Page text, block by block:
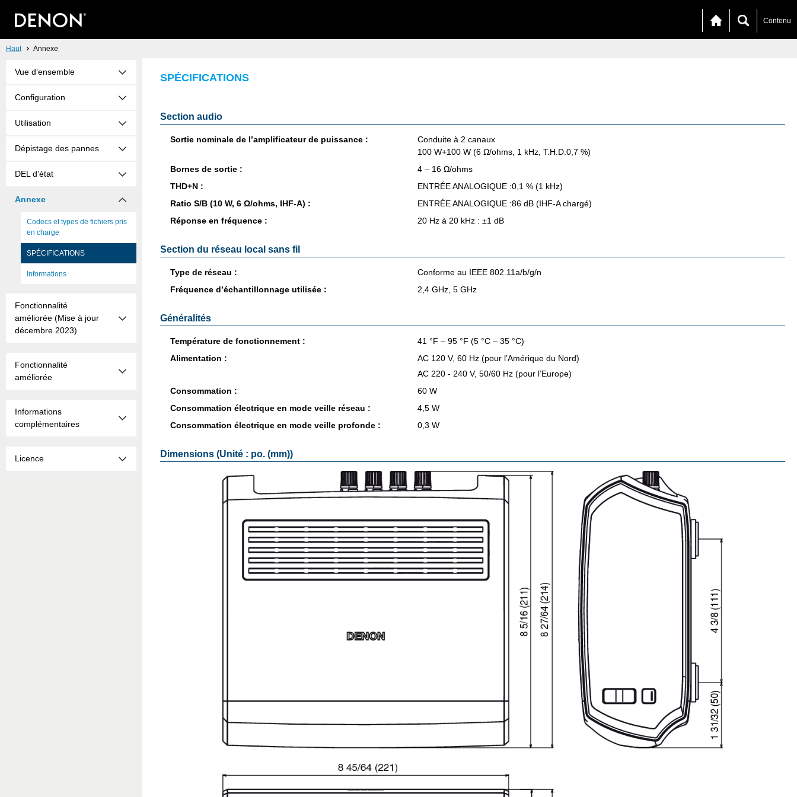
Contenu
Haut Annexe
Vue d’ensemble
Configuration
Utilisation
Dépistage des pannes
DEL d’état
Annexe
Codecs et types de fichiers pris
en charge
SPÉCIFICATIONS
Informations
Fonctionnalité
améliorée (Mise à jour
décembre 2023)
Fonctionnalité
améliorée
Informations
complémentaires
Licence
SPÉCIFICATIONS
Section audio
Sor­tie nomi­nale de l’am­pli­fi­ca­teur de puis­sance :
Conduite à 2 canaux
100 W+100 W (6 Ω/ohms, 1 kHz, T.H.D.0,7 %)
Bornes de sor­tie :
4 – 16 Ω/ohms
THD+N :
ENTRÉE ANA­LO­GIQUE :0,1 % (1 kHz)
Ratio S/B (10 W, 6 Ω/ohms, IHF-A) :
ENTRÉE ANA­LO­GIQUE :86 dB (IHF-A chargé)
Réponse en fré­quence :
20 Hz à 20 kHz : ±1 dB
Section du réseau local sans fil
Type de réseau :
Conforme au IEEE 802.11a/b/g/n
Fré­quence d’échan­tillon­nage uti­li­sée :
2,4 GHz, 5 GHz
Généralités
Tem­pé­ra­ture de fonc­tion­ne­ment :
41 °F – 95 °F (5 °C – 35 °C)
Ali­men­ta­tion :
AC 120 V, 60 Hz (pour l’Amé­rique du Nord)
AC 220 - 240 V, 50/60 Hz (pour l’Eu­rope)
Consom­ma­tion :
60 W
Consom­ma­tion élec­trique en mode veille réseau :
4,5 W
Consom­ma­tion élec­trique en mode veille pro­fonde :
0,3 W
Dimensions (Unité : po. (mm))